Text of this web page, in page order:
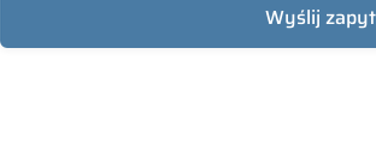
Wyślij